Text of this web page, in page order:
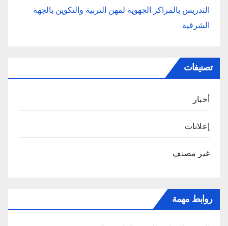
التدريس بالمراكز الجهوية لمهن التربية والتكوين بالجهة
الشرقية
تصنيفات
أخبار
إعلانات
غير مصنف
روابط مهمة